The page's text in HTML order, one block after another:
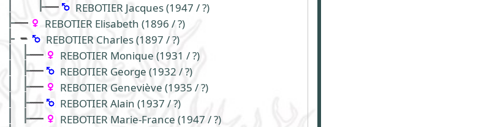
REBOTIER Jacques (1947 / ?)
REBOTIER Elisabeth (1896 / ?)
REBOTIER Charles (1897 / ?)
REBOTIER Monique (1931 / ?)
REBOTIER George (1932 / ?)
REBOTIER Geneviève (1935 / ?)
REBOTIER Alain (1937 / ?)
REBOTIER Marie-France (1947 / ?)